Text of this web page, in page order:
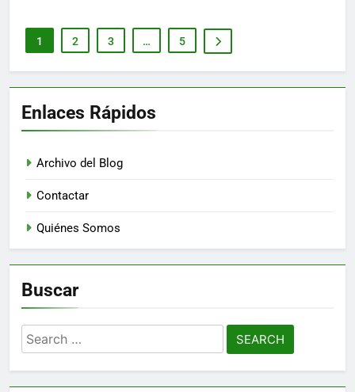
1 2 3 … 5
Enlaces Rápidos
Archivo del Blog
Contactar
Quiénes Somos
Buscar
Search
for: